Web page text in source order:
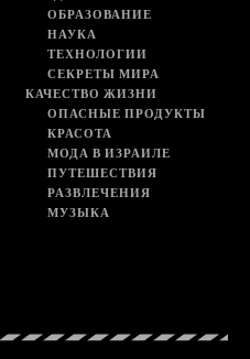
ОБРАЗОВАНИЕ
НАУКА
ТЕХНОЛОГИИ
СЕКРЕТЫ МИРА
КАЧЕСТВО ЖИЗНИ
ОПАСНЫЕ ПРОДУКТЫ
КРАСОТА
МОДА В ИЗРАИЛЕ
ПУТЕШЕСТВИЯ
РАЗВЛЕЧЕНИЯ
МУЗЫКА